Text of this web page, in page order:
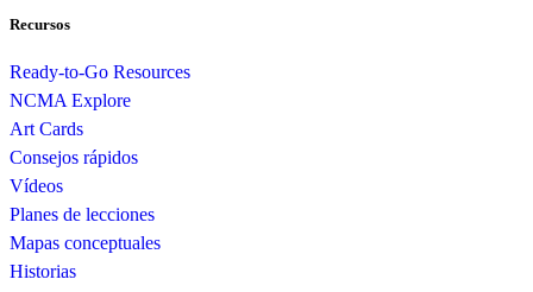
Recursos
Ready-to-Go Resources
NCMA Explore
Art Cards
Consejos rápidos
Vídeos
Planes de lecciones
Mapas conceptuales
Historias